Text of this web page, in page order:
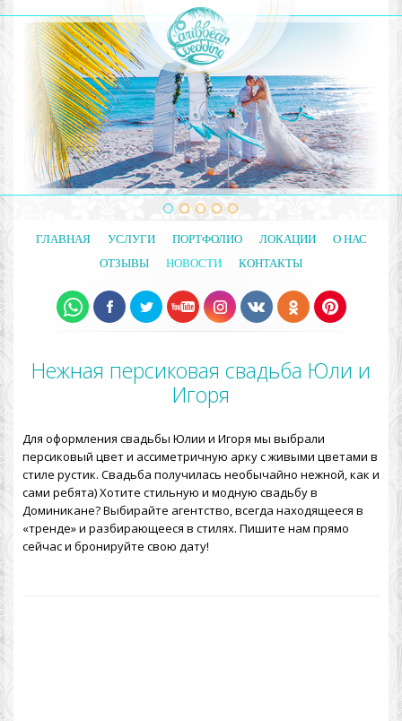
ГЛАВНАЯ УСЛУГИ ПОРТФОЛИО ЛОКАЦИИ
О НАС
ОТЗЫВЫ
НОВОСТИ КОНТАКТЫ
Нежная персиковая свадьба Юли и
Игоря
Для оформления свадьбы Юлии и Игоря мы выбрали
персиковый цвет и ассиметричную арку с живыми цветами в
стиле рустик. Свадьба получилась необычайно нежной, как и
сами ребята) Хотите стильную и модную свадьбу в
Доминикане? Выбирайте агентство, всегда находящееся в
«тренде» и разбирающееся в стилях. Пишите нам прямо
сейчас и бронируйте свою дату!